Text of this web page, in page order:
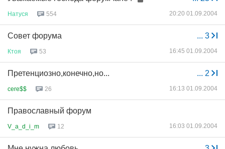
Натуся 554 20:20 01.09.2004
... 3
Совет форума
Ктоя 53 16:45 01.09.2004
... 2
Претенциозно,конечно,но...
cere$$ 26 16:13 01.09.2004
Православный форум
V_a_d_i_m 12 16:03 01.09.2004